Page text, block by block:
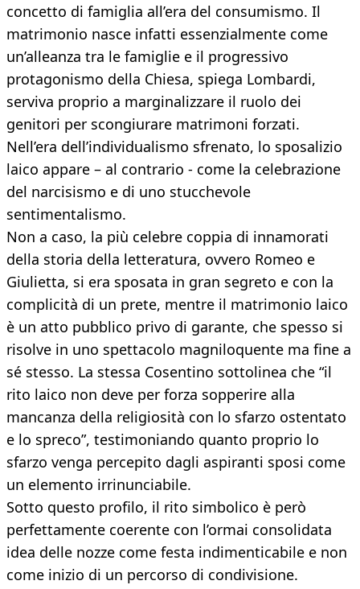
concetto di famiglia all’era del consumismo. Il
matrimonio nasce infatti essenzialmente come
un’alleanza tra le famiglie e il progressivo
protagonismo della Chiesa, spiega Lombardi,
serviva proprio a marginalizzare il ruolo dei
genitori per scongiurare matrimoni forzati.
Nell’era dell’individualismo sfrenato, lo sposalizio
laico appare – al contrario - come la celebrazione
del narcisismo e di uno stucchevole
sentimentalismo.
Non a caso, la più celebre coppia di innamorati
della storia della letteratura, ovvero Romeo e
Giulietta, si era sposata in gran segreto e con la
complicità di un prete, mentre il matrimonio laico
è un atto pubblico privo di garante, che spesso si
risolve in uno spettacolo magniloquente ma fine a
sé stesso. La stessa Cosentino sottolinea che “il
rito laico non deve per forza sopperire alla
mancanza della religiosità con lo sfarzo ostentato
e lo spreco”, testimoniando quanto proprio lo
sfarzo venga percepito dagli aspiranti sposi come
un elemento irrinunciabile.
Sotto questo profilo, il rito simbolico è però
perfettamente coerente con l’ormai consolidata
idea delle nozze come festa indimenticabile e non
come inizio di un percorso di condivisione.